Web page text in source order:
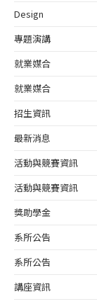
Design
專題演講
就業媒合
就業媒合
招生資訊
最新消息
活動與競賽資訊
活動與競賽資訊
獎助學金
系所公告
系所公告
講座資訊